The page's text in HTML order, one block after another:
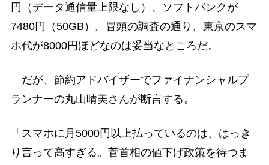
円（データ通信量上限なし）、ソフトバンクが
7480円（50GB）。冒頭の調査の通り、東京のスマ
ホ代が8000円ほどなのは妥当なところだ。
だが、節約アドバイザーでファイナンシャルプ
ランナーの丸山晴美さんが断言する。
「スマホに月5000円以上払っているのは、はっき
り言って高すぎる。菅首相の値下げ政策を待つま